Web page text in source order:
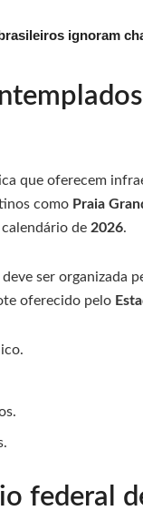
ignoram
que oferecem
como Praia
de 2026.
ser organizada
oferecido pelo
federal